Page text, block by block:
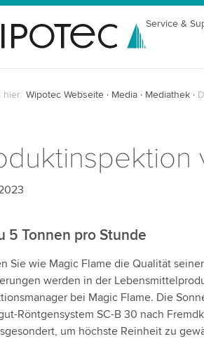
Service &
hier: Wipotec Webseite Media Mediathek
5 Tonnen pro Stunde
Sie wie Magic Flame die Qualität
werden in der
bei Magic Flame. Die
Röntgensystem SC-B 30 nach
um höchste Reinheit zu